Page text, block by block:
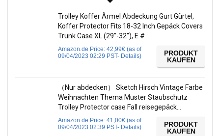
Trolley Koffer Ärmel Abdeckung Gurt Gürtel,
Koffer Protector Fits 18-32 Inch Gepäck Covers
Trunk Case XL (29″-32″), E #
Amazon.de Price: 42,99€ (as of
09/04/2023 02:29 PST- Details)
PRODUKT
KAUFEN
（Nur abdecken） Sketch Hirsch Vintage Farbe
Weihnachten Thema Muster Staubschutz
Trolley Protector case Fall reisegepäck…
Amazon.de Price: 41,00€ (as of
09/04/2023 02:39 PST- Details)
PRODUKT
KAUFEN